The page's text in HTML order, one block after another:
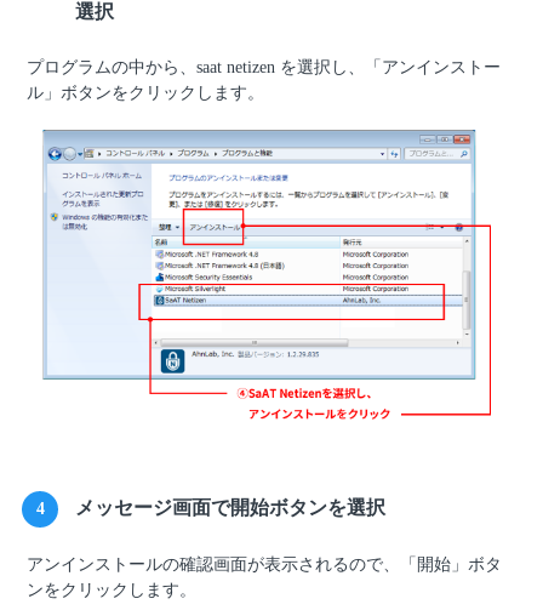
選択
プログラムの中から、saat netizen を選択し、「アンインストー
ル」ボタンをクリックします。
4 メッセージ画面で開始ボタンを選択
アンインストールの確認画面が表示されるので、「開始」ボタ
ンをクリックします。